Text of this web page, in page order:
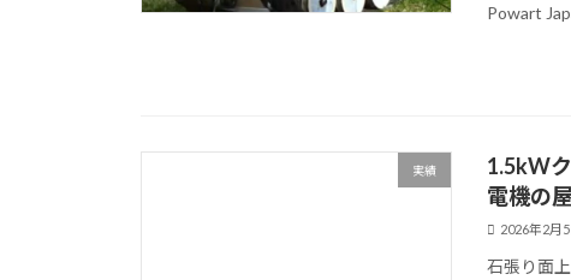
Powart
実績
1.5kW
電機の
2026年2月
石張り面